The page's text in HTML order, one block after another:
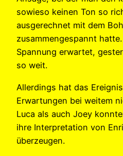
sowieso keinen Ton so
ausgerechnet mit dem
zusammengespannt
Spannung erwartet,
so weit.
Allerdings hat das
Erwartungen bei weitem
Luca als auch Joey
ihre Interpretation von
überzeugen.